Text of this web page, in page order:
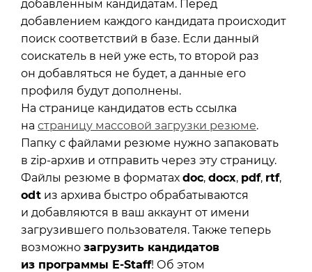
добавленным кандидатам. Перед
добавлением каждого кандидата происходит
поиск соответствий в базе. Если данный
соискатель в ней уже есть, то второй раз
он добавляться не будет, а данные его
профиля будут дополнены.
На странице кандидатов есть ссылка
на страницу массовой загрузки резюме.
Папку с файлами резюме нужно запаковать
в zip-архив и отправить через эту страницу.
Файлы резюме в форматах doc, docx, pdf, rtf,
odt из архива быстро обрабатываются
и добавляются в ваш аккаунт от имени
загрузившего пользователя. Также теперь
возможно загрузить кандидатов
из программы E-Staff! Об этом